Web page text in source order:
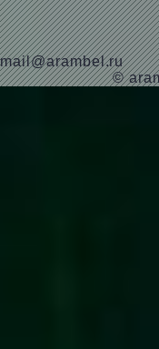
mail@arambel.ru
©